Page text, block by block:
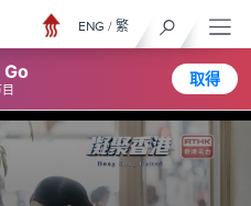
Go 取得
ENG / 繁